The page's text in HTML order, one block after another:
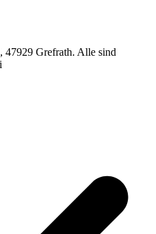
47929 Grefrath. Alle sind